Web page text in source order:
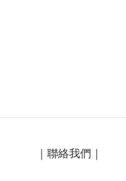
｜聯絡我們｜